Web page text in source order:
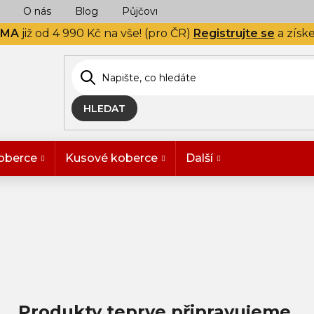
již od 4 990 Kč na vše! (pro ČR) Registrujte se a
O nás Blog Půjčovna
HLEDAT
Kusové koberce Další